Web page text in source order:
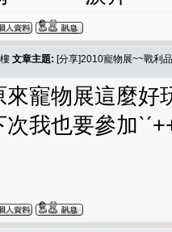
文章主題: [分享]2010寵物展~~戰利品
來寵物展這麼好
次我也要參加